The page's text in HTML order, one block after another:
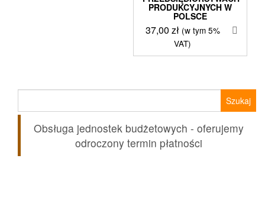
PRODUKCYJNYCH W
POLSCE
37,00 zł (w tym 5%
VAT)
Obsługa jednostek budżetowych - oferujemy
odroczony termin płatności